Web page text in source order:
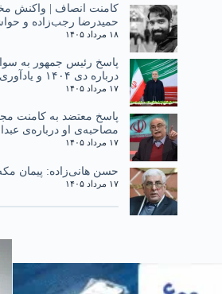
کامنت انصاف | واکنش
حمیدرضا رجب‌زاده و
۱۸ مرداد ۱۴۰۵
پاسخ رئیس جمهور به
درباره دی ۱۴۰۴ و یادآوری نطق سال ۸۸
۱۷ مرداد ۱۴۰۵
پاسخ معتضد به کامنت
مصاحبه‌ی او درباره‌ی
۱۷ مرداد ۱۴۰۵
حسن هانی‌زاده: پیمان
۱۷ مرداد ۱۴۰۵